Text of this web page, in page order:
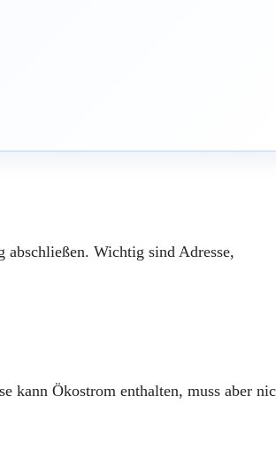
Wichtig sind Adresse,
kann Ökostrom enthalten, muss aber